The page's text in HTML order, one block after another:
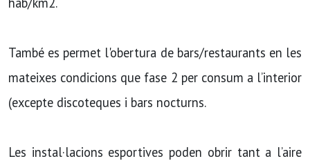
També es permet l'obertura de bars/restaurants en les
mateixes condicions que fase 2 per consum a l’interior
(excepte discoteques i bars nocturns.
Les instal·lacions esportives poden obrir tant a l’aire